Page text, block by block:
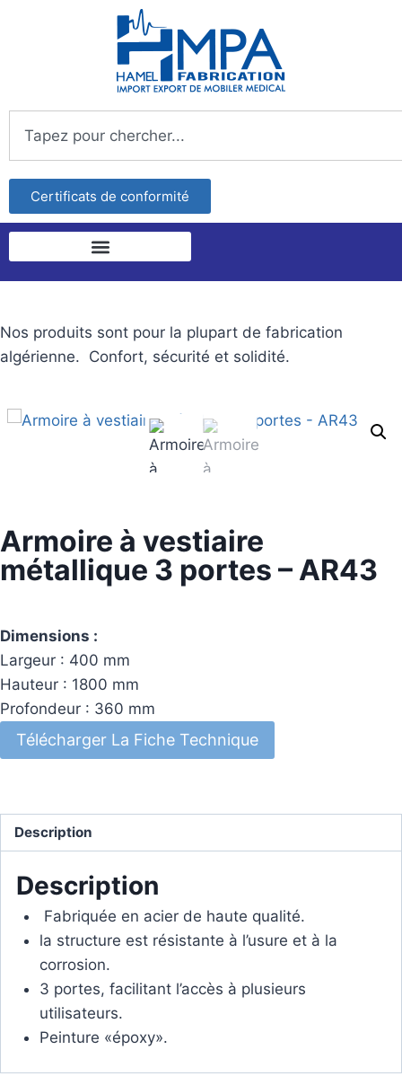
Certificats de conformité
Nos produits sont pour la plupart de fabrication
algérienne. Confort, sécurité et solidité.
Armoire à vestiaire
métallique 3 portes – AR43
Dimensions :
Largeur : 400 mm
Hauteur : 1800 mm
Profondeur : 360 mm
Télécharger La Fiche Technique
Description
Description
Fabriquée en acier de haute qualité.
la structure est résistante à l’usure et à la
corrosion.
3 portes, facilitant l’accès à plusieurs
utilisateurs.
Peinture «époxy».